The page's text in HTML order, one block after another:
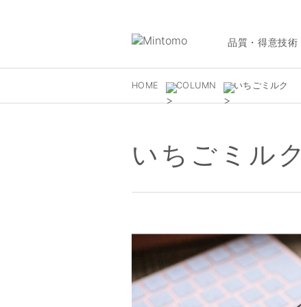
品質・得意技術
HOME COLUMN いちごミルク
いちごミルク